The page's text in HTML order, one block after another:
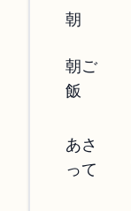
朝
朝ご
飯
あさ
って